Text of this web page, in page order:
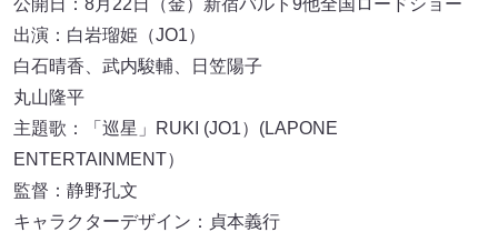
出演：白岩瑠姫（JO1）
白石晴香、武内駿輔、日笠陽子
丸山隆平
主題歌：「巡星」RUKI (JO1）(LAPONE
ENTERTAINMENT）
監督：静野孔文
キャラクターデザイン：貞本義行